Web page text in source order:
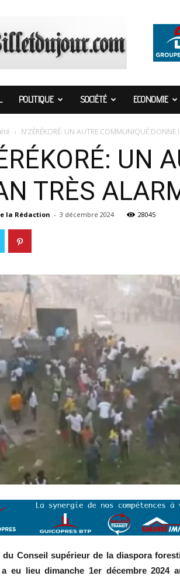
POLITIQUE SOCIÉTÉ ECONOMIE
N’ZÉRÉKORÉ: UN AUTRE COMMUNIQUÉ DONNE
UN
TRÈS
la Rédaction - 3 décembre 2024 28045
du Conseil supérieur de la diaspora
eu lieu dimanche 1er décembre 2024